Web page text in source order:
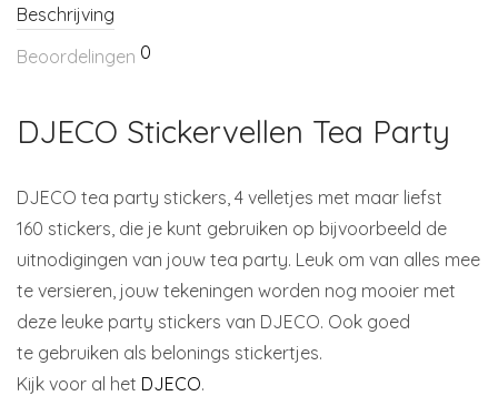
Beschrijving
Beoordelingen 0
DJECO Stickervellen Tea Party
DJECO tea party stickers, 4 velletjes met maar liefst
160 stickers, die je kunt gebruiken op bijvoorbeeld de
uitnodigingen van jouw tea party. Leuk om van alles mee
te versieren, jouw tekeningen worden nog mooier met
deze leuke party stickers van DJECO. Ook goed
te gebruiken als belonings stickertjes.
Kijk voor al het DJECO.